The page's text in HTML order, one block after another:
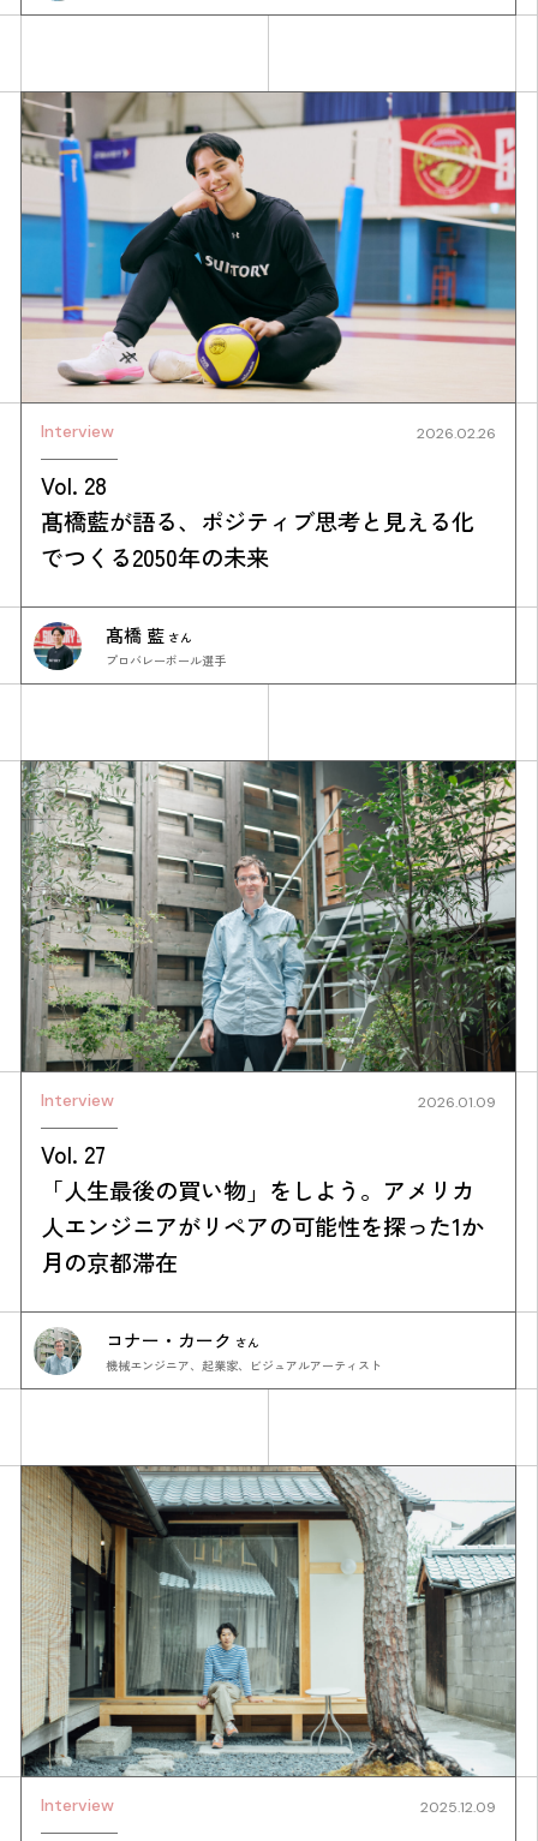
Interview 2026.02.26
Vol. 28
髙橋藍が語る、ポジティブ思考と見える化
でつくる2050年の未来
髙橋 藍 さん
プロバレーボール選手
Interview 2026.01.09
Vol. 27
「人生最後の買い物」をしよう。アメリカ
人エンジニアがリペアの可能性を探った1か
月の京都滞在
コナー・カーク さん
機械エンジニア、起業家、ビジュアルアーティスト
Interview 2025.12.09